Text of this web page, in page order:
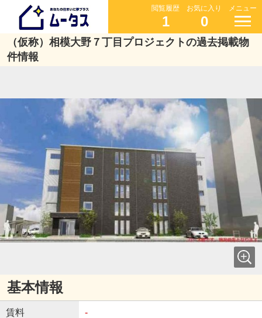
閲覧履歴
1
お気に入り
0
メニュー
（仮称）相模大野７丁目プロジェクトの過去掲載物
件情報
基本情報
賃料 -